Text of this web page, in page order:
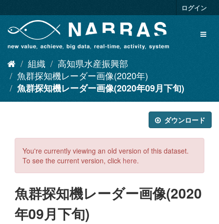
キ
ログイン
組織
高知県水産振興部
魚群探知機レーダー画像(2020年)
魚群探知機レーダー画像(2020年09月下旬)
ダウンロード
You're currently viewing an old version of this dataset.
To see the current version, click here.
魚群探知機レーダー画像(2020
年09月下旬)